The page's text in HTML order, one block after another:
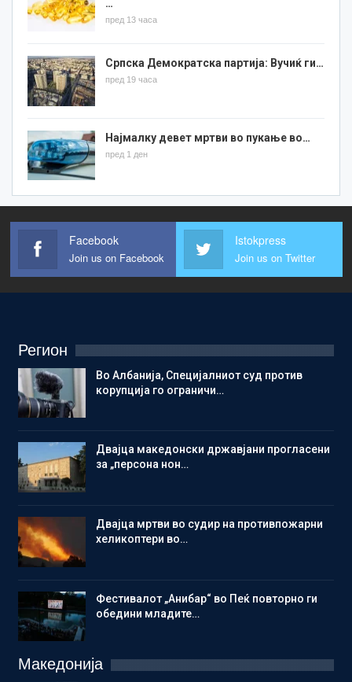
…
пред 13 часа
Српска Демократска партија: Вучиќ ги…
пред 19 часа
Најмалку девет мртви во пукање во…
пред 1 ден
Facebook
Join us on Facebook
Istokpress
Join us on Twitter
Регион
Во Албанија, Специјалниот суд против
корупција го ограничи…
Двајца македонски државјани прогласени
за „персона нон…
Двајца мртви во судир на противпожарни
хеликоптери во…
Фестивалот „Анибар“ во Пеќ повторно ги
обедини младите…
Македонија